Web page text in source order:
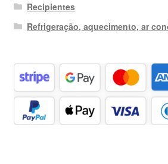
Recipientes
Refrigeração, aquecimento, ar